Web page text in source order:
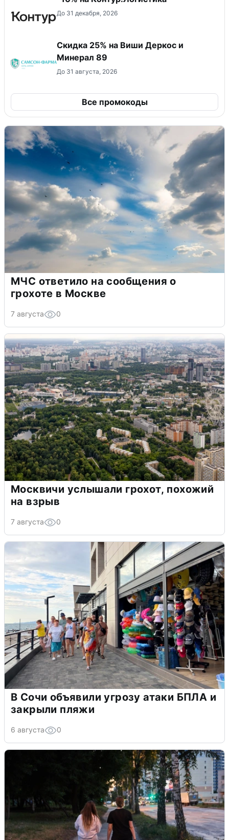
До 31 декабря, 2026
Скидка 25% на Виши Деркос и
Минерал 89
До 31 августа, 2026
Все промокоды
МЧС ответило на сообщения о
грохоте в Москве
7 августа 0
Москвичи услышали грохот, похожий
на взрыв
7 августа 0
В Сочи объявили угрозу атаки БПЛА и
закрыли пляжи
6 августа 0